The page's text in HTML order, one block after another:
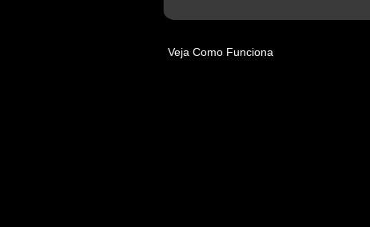
Veja Como Funciona